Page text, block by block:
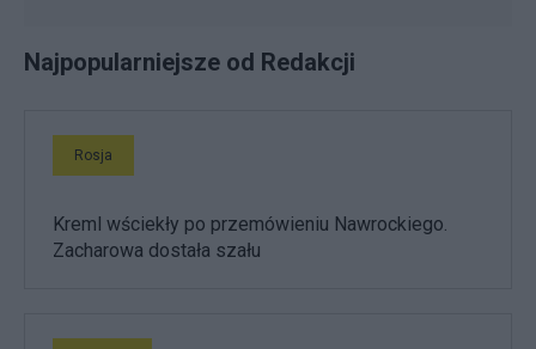
Najpopularniejsze od Redakcji
Rosja
Kreml wściekły po przemówieniu Nawrockiego.
Zacharowa dostała szału